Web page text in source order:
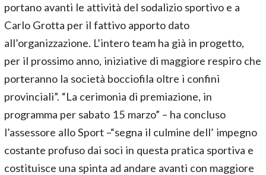
portano avanti le attività del sodalizio sportivo e a
Carlo Grotta per il fattivo apporto dato
all’organizzazione. L’intero team ha già in progetto,
per il prossimo anno, iniziative di maggiore respiro che
porteranno la società bocciofila oltre i confini
provinciali”. “La cerimonia di premiazione, in
programma per sabato 15 marzo” – ha concluso
l’assessore allo Sport –“segna il culmine dell’ impegno
costante profuso dai soci in questa pratica sportiva e
costituisce una spinta ad andare avanti con maggiore